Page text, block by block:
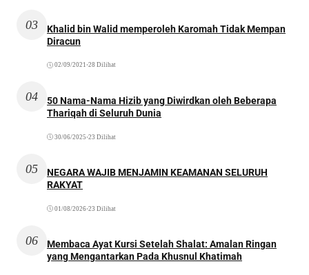
03
Khalid bin Walid memperoleh Karomah Tidak Mempan
Diracun
02/09/2021 •28 Dilihat
04
50 Nama-Nama Hizib yang Diwirdkan oleh Beberapa
Thariqah di Seluruh Dunia
30/06/2025 •23 Dilihat
05
NEGARA WAJIB MENJAMIN KEAMANAN SELURUH
RAKYAT
01/08/2026•23 Dilihat
06
Membaca Ayat Kursi Setelah Shalat: Amalan Ringan
yang Mengantarkan Pada Khusnul Khatimah